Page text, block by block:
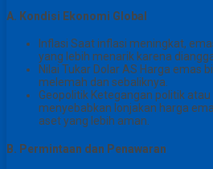
A. Kondisi Ekonomi Global
Inflasi Saat inflasi meningkat,
yang lebih menarik karena
Nilai Tukar Dolar AS Harga emas
melemah dan sebaliknya.
Geopolitik Ketegangan politik
menyebabkan lonjakan harga
aset yang lebih aman.
B. Permintaan dan Penawaran